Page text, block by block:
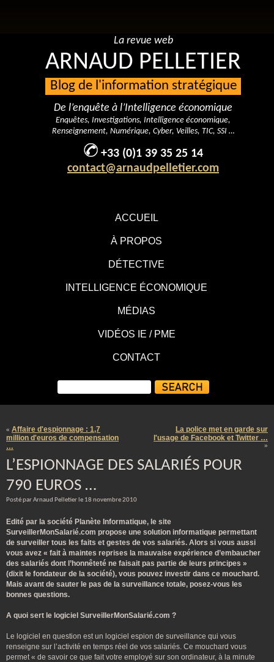
ACCUEIL
À PROPOS
DÉTECTIVE
INTELLIGENCE ÉCONOMIQUE
MÉDIAS
VIDÉOS IE / PME
CONTACT
La revue web
ARNAUD PELLETIER
Blog de l'information stratégique
De l’enquête à l’Intelligence économique
Enquêtes, Investigations, Intelligence économique,
Renseignement, Numérique, Cyber, Veilles, TIC, SSI …
+33 (0)1 39 35 25 14
contact@arnaudpelletier.com
« Affaire d'espionnage : 1,7
million d'euros de compensation
…
La police met en garde sur
l'usage de Facebook et Twitter …
»
L’ESPIONNAGE DES SALARIÉS POUR
790 EUROS …
Posté par Arnaud Pelletier le 18 novembre 2010
Edité par la société Planète Informatique, le site
SurveillerMonSalarié.com propose une solution informatique permettant
de surveiller tous les faits et gestes de vos salariés. Alors si vous aussi
vous avez « fait à maintes reprises la mauvaise expérience d’embaucher
des salariés dont l’honnêteté ne faisait pas partie de leurs principes »
(dixit le fondateur de la société), vous pouvez investir dans ce mouchard.
Mais avant de sauter le pas de la surveillance totale, posez-vous les
bonnes questions.
A quoi sert le logiciel SurveillerMonSalarié.com ?
Le logiciel en question est un logiciel espion de surveillance qui vous
renseigne sur l’activité en temps réel de vos salariés. Ce mouchard vous
permet « de savoir ce que fait votre employé sur son ordinateur, à la minute